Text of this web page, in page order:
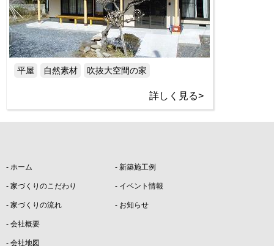
平屋 自然素材 吹抜大空間の家
詳しく見る>
ホーム
家づくりのこだわり
家づくりの流れ
新築施工例
イベント情報
お知らせ
会社概要
会社地図